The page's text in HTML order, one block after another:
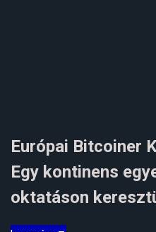
Európai Bitcoiner
Egy kontinens
oktatáson